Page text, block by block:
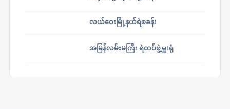
လယ်ဝေးမြို့နယ်ရဲစခန်း
အမြန်လမ်းမကြီး ရဲတပ်ဖွဲ့မှူးရုံ